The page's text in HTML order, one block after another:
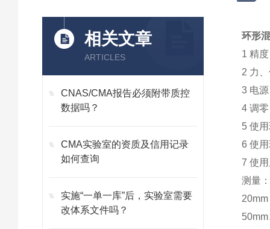
相关文章
ARTICLES
CNAS/CMA报告必须附带质控
数据吗？
CMA实验室的资质及信用记录
如何查询
实施“一单一库”后，实验室需要
改体系文件吗？
环形
1 精
2 力
3 电
4 调
5 使
6 使
7 使
测量